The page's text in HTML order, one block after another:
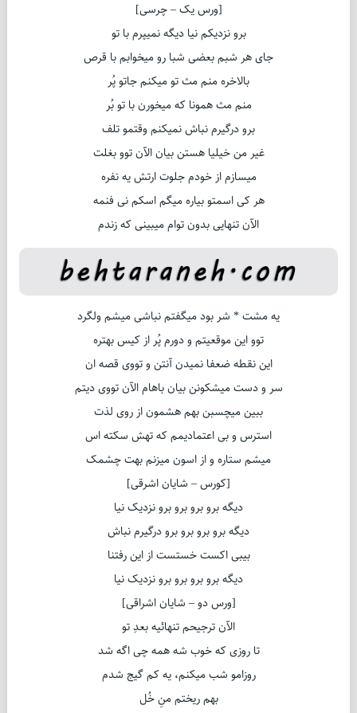
[ورس یک – چرسی]
برو نزدیکم نیا دیگه نمیپرم با تو
جای هر شبم بعضی شبا رو میخوابم با قرص
بالاخره منم مث تو میکنم جاتو پُر
منم مث همونا که میخورن با تو بُر
برو درگیرم نباش نمیکنم وقتمو تلف
غیر من خیلیا هستن بیان الآن توو بغلت
میسازم از خودم جلوت ارتش یه نفره
هر کی اسمتو بیاره میگم اسکم نی فنمه
الآن تنهایی بدون توام میبینی که زندم
یه مشت * شر بود میگفتم نباشی میشم ولگرد
توو این موقعیتم و دورم پُر از کیس بهتره
این نقطه ضعفا نمیدن آنتن و تووی قصه ان
سر و دست میشکونن بیان باهام الآن تووی دیتم
ببین میچسبن بهم هشمون از روی لذت
استرس و بی اعتمادیمم که تهش سکته اس
میشم ستاره و از اسون میزنم بهت چشمک
[کورس – شایان اشرقی]
دیگه برو برو برو برو نزدیک نیا
دیگه برو برو برو برو درگیرم نباش
بیبی اکست خستست از این رفتنا
دیگه برو برو برو برو نزدیک نیا
[ورس دو – شایان اشراقی]
الآن ترجیحم تنهائیه بعدِ تو
تا روزی که خوب شه همه چی اگه شد
روزامو شب میکنم، یه کم گیج شدم
بهم ریختم منِ خُل